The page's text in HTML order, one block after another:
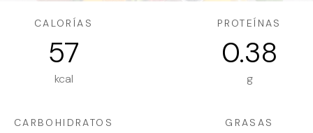
CALORÍAS
57
kcal
PROTEÍNAS
0.38
g
CARBOHIDRATOS GRASAS